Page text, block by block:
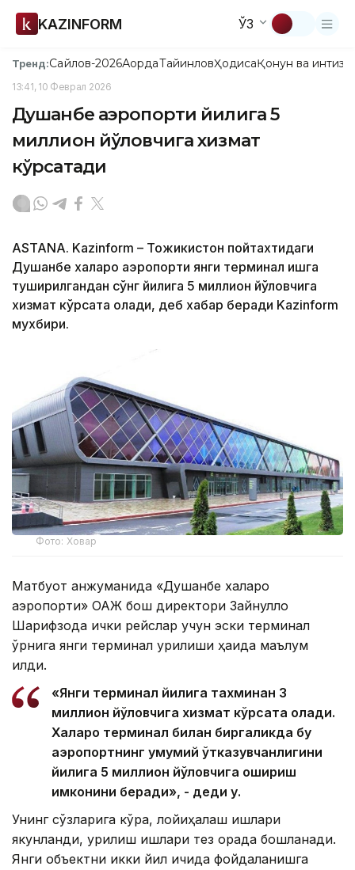
KAZINFORM ЎЗ
Тренд:Сайлов-2026АқордаТайинловҲодисаҚонун ва
13:41, 10 Феврал 2026
Душанбе аэропорти йилига 5
миллион йўловчига хизмат
кўрсатади
ASTANA. Kazinform – Тожикистон пойтахтидаги
Душанбе халқаро аэропорти янги терминал ишга
туширилгандан сўнг йилига 5 миллион йўловчига
хизмат кўрсата олади, деб хабар беради Kazinform
мухбири.
Фото: Ховар
Матбуот анжуманида «Душанбе халқаро
аэропорти» ОАЖ бош директори Зайнулло
Шарифзода ички рейслар учун эски терминал
ўрнига янги терминал қурилиши ҳақида маълум
қилди.
«Янги терминал йилига тахминан 3
миллион йўловчига хизмат кўрсата олади.
Халқаро терминал билан биргаликда бу
аэропортнинг умумий ўтказувчанлигини
йилига 5 миллион йўловчига ошириш
имконини беради», - деди у.
Унинг сўзларига кўра, лойиҳалаш ишлари
якунланди, қурилиш ишлари тез орада бошланади.
Янги объектни икки йил ичида фойдаланишга